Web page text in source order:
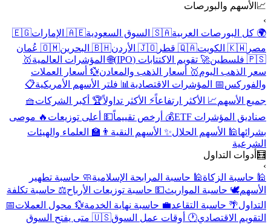
📈 الأسهم والبورصات
›
🌍 كل البورصات العربية🇸🇦 السوق السعودية 🇦🇪 الإمارات
🇪🇬
مصر 🇰🇼 الكويت 🇶🇦 قطر 🇯🇴 الأردن 🇧🇭 البحرين
🇴🇲 عُمان
🇵🇸 فلسطين
🚀 تقويم الاكتتابات (IPO) 🌐 المؤشرات العالمية🥇
سعر الذهب اليوم🥇 أسعار الذهب والمعادن💱 أسعار العملات
والفوركس📅 المؤشرات الاقتصادية 📊 فلتر الأسهم الأمريكية📋
جميع الأسهم📈 الأكثر ارتفاعاً⚡ الأكثر تداولاً🏆 أكبر الشركات🧺
صناديق المؤشرات ETF
💰 أرخص تقييماً💵 أعلى توزيعات 🔥 موصى
بشرائها🕌 الأسهم الحلال✨ الأسهم النقية 👨‍🏫 العلماء والهيئات
الشرعية
🧮 أدوات التداول
›
🕌 حاسبة الزكاة🕌 حاسبة المرابحة الإسلامية🧼 حاسبة تطهير
الأسهم🕊️ حاسبة المواريث💵 حاسبة توزيعات الأرباح⚖️ حاسبة تكلفة
التداول🌴 حاسبة التقاعد💼 حاسبة نهاية الخدمة💱 محول العملات📅
التقويم الاقتصادي🕐 أوقات عمل السوق
🇺🇸 متى يفتح السوق